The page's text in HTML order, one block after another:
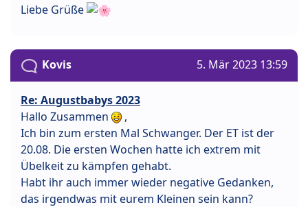
Liebe Grüße
Kovis 5. Mär 2023 13:59
Re: Augustbabys 2023
Hallo Zusammen
,
Ich bin zum ersten Mal Schwanger. Der ET ist der
20.08. Die ersten Wochen hatte ich extrem mit
Übelkeit zu kämpfen gehabt.
Habt ihr auch immer wieder negative Gedanken,
das irgendwas mit eurem Kleinen sein kann?